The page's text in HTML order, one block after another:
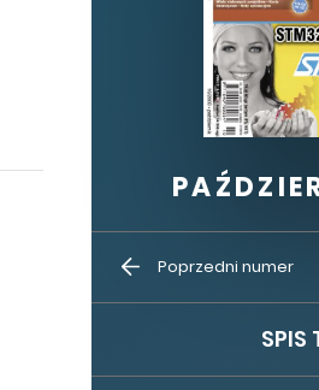
Prenumerata
Poprzedni numer
SPIS